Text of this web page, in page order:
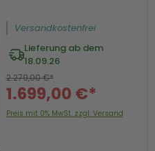
Versandkostenfrei
Lieferung ab dem
18.09.26
1.699,00 €*
2.279,00 €*
Preis mit 0% MwSt. zzgl. Versand